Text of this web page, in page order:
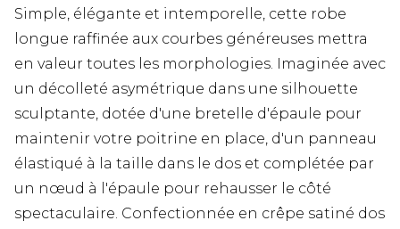
Simple, élégante et intemporelle, cette robe
longue raffinée aux courbes généreuses mettra
en valeur toutes les morphologies. Imaginée avec
un décolleté asymétrique dans une silhouette
sculptante, dotée d'une bretelle d'épaule pour
maintenir votre poitrine en place, d'un panneau
élastiqué à la taille dans le dos et complétée par
un nœud à l'épaule pour rehausser le côté
spectaculaire. Confectionnée en crêpe satiné dos